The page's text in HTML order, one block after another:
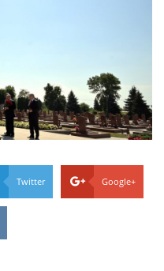
Twitter Google+